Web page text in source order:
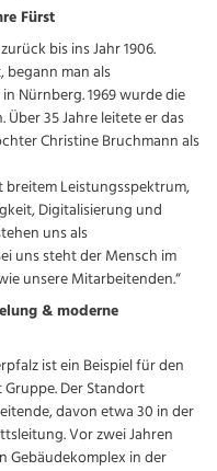
Fürst
bis ins Jahr 1906.
man als
Nürnberg. 1969 wurde die
35 Jahre leitete er das
Christine Bruchmann als
Leistungsspektrum,
Digitalisierung und
uns als
uns steht der Mensch im
unsere Mitarbeitenden.“
& moderne
ist ein Beispiel für den
Der Standort
davon etwa 30 in der
Vor zwei Jahren
Gebäudekomplex in der